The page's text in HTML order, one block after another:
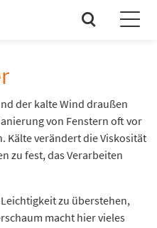
search
der kalte Wind draußen
von Fenstern oft vor
Kälte verändert die Viskosität
zu fest, das Verarbeiten
zu überstehen,
macht hier vieles